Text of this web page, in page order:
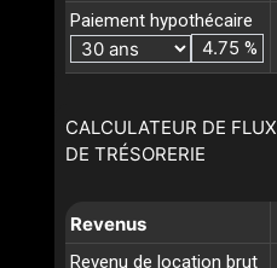
Paiement hypothécaire
%
CALCULATEUR DE FLUX
DE TRÉSORERIE
Revenus
Revenu de location brut